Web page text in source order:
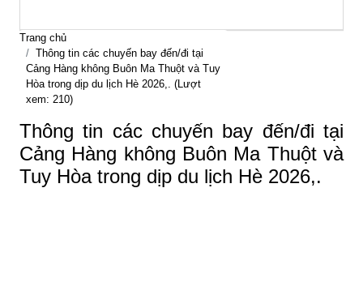
Trang chủ
Thông tin các chuyến bay đến/đi tại
Cảng Hàng không Buôn Ma Thuột và Tuy
Hòa trong dịp du lịch Hè 2026,. (Lượt
xem: 210)
Thông tin các chuyến bay đến/đi tại
Cảng Hàng không Buôn Ma Thuột và
Tuy Hòa trong dịp du lịch Hè 2026,.